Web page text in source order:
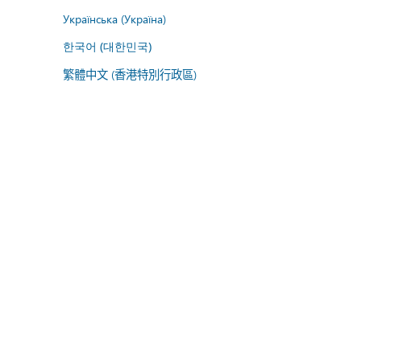
Українська (Україна)
한국어 (대한민국)
繁體中文 (香港特別行政區)